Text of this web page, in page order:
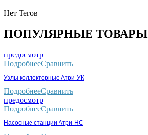
Нет Тегов
ПОПУЛЯРНЫЕ ТОВАРЫ
предосмотр
ПодробнееСравнить
Узлы коллекторные Атри-УК
ПодробнееСравнить
предосмотр
ПодробнееСравнить
Насосные станции Атри-НС